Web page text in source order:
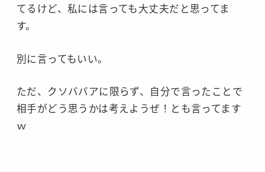
てるけど、私には言っても大丈夫だと思ってま
す。
別に言ってもいい。
ただ、クソババアに限らず、自分で言ったことで
相手がどう思うかは考えようぜ！とも言ってます
ｗ